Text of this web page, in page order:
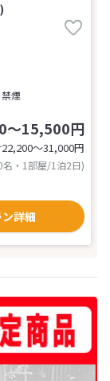
禁煙
～15,500円
22,200〜31,000円
名・1部屋/1泊2日)
詳細